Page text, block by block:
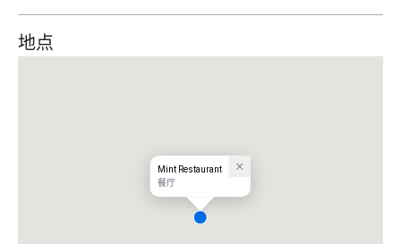
地点
Mint Restaurant
餐厅